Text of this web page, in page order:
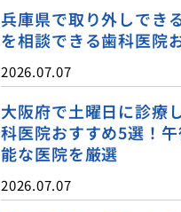
兵庫県で取り外しでき
を相談できる歯科医院
2026.07.07
大阪府で土曜日に診療
科医院おすすめ5選！
能な医院を厳選
2026.07.07